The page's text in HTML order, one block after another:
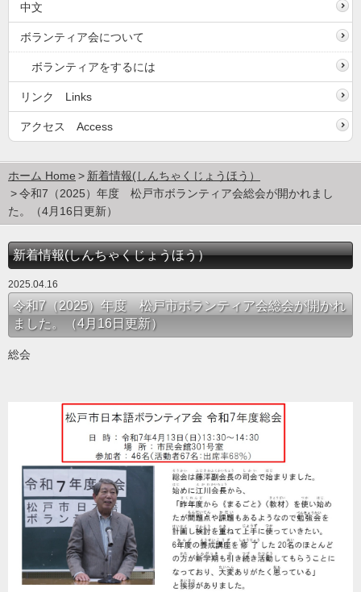
中文
ボランティア会について
ボランティアをするには
リンク Links
アクセス Access
ホーム Home
新着情報(しんちゃくじょうほう）
令和7（2025）年度 松戸市ボランティア会総会が開かれまし
た。（4月16日更新）
新着情報(しんちゃくじょうほう）
2025.04.16
令和7（2025）年度 松戸市ボランティア会総会が開かれ
ました。（4月16日更新）
総会